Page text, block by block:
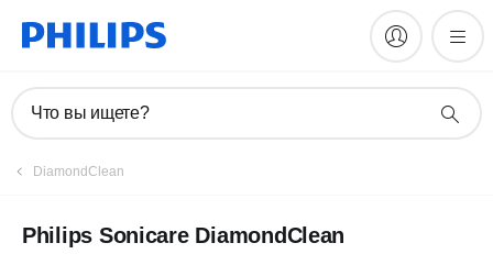
Что вы ищете?
DiamondClean
Philips Sonicare DiamondClean